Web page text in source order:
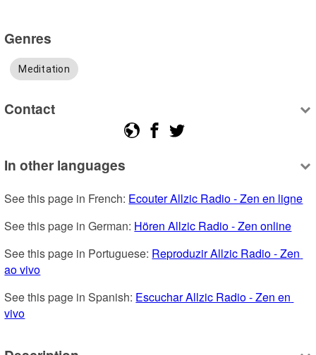
Genres
Meditation
Contact
In other languages
See this page in French: Ecouter Allzic Radio - Zen en ligne
See this page in German: Hören Allzic Radio - Zen online
See this page in Portuguese: Reproduzir Allzic Radio - Zen
ao vivo
See this page in Spanish: Escuchar Allzic Radio - Zen en
vivo